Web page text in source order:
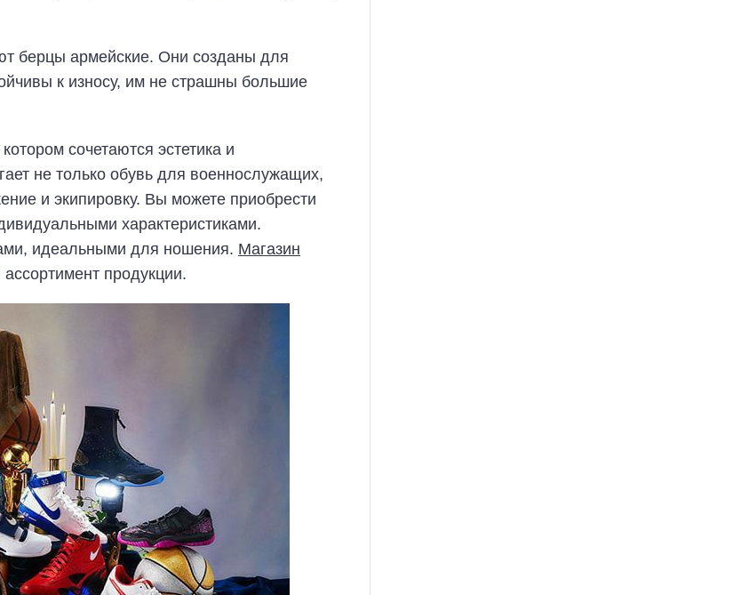
берцы армейские. Они созданы для
к износу, им не страшны большие
сочетаются эстетика и
не только обувь для военнослужащих,
и экипировку. Вы можете приобрести
характеристиками.
идеальными для ношения. Магазин
продукции.